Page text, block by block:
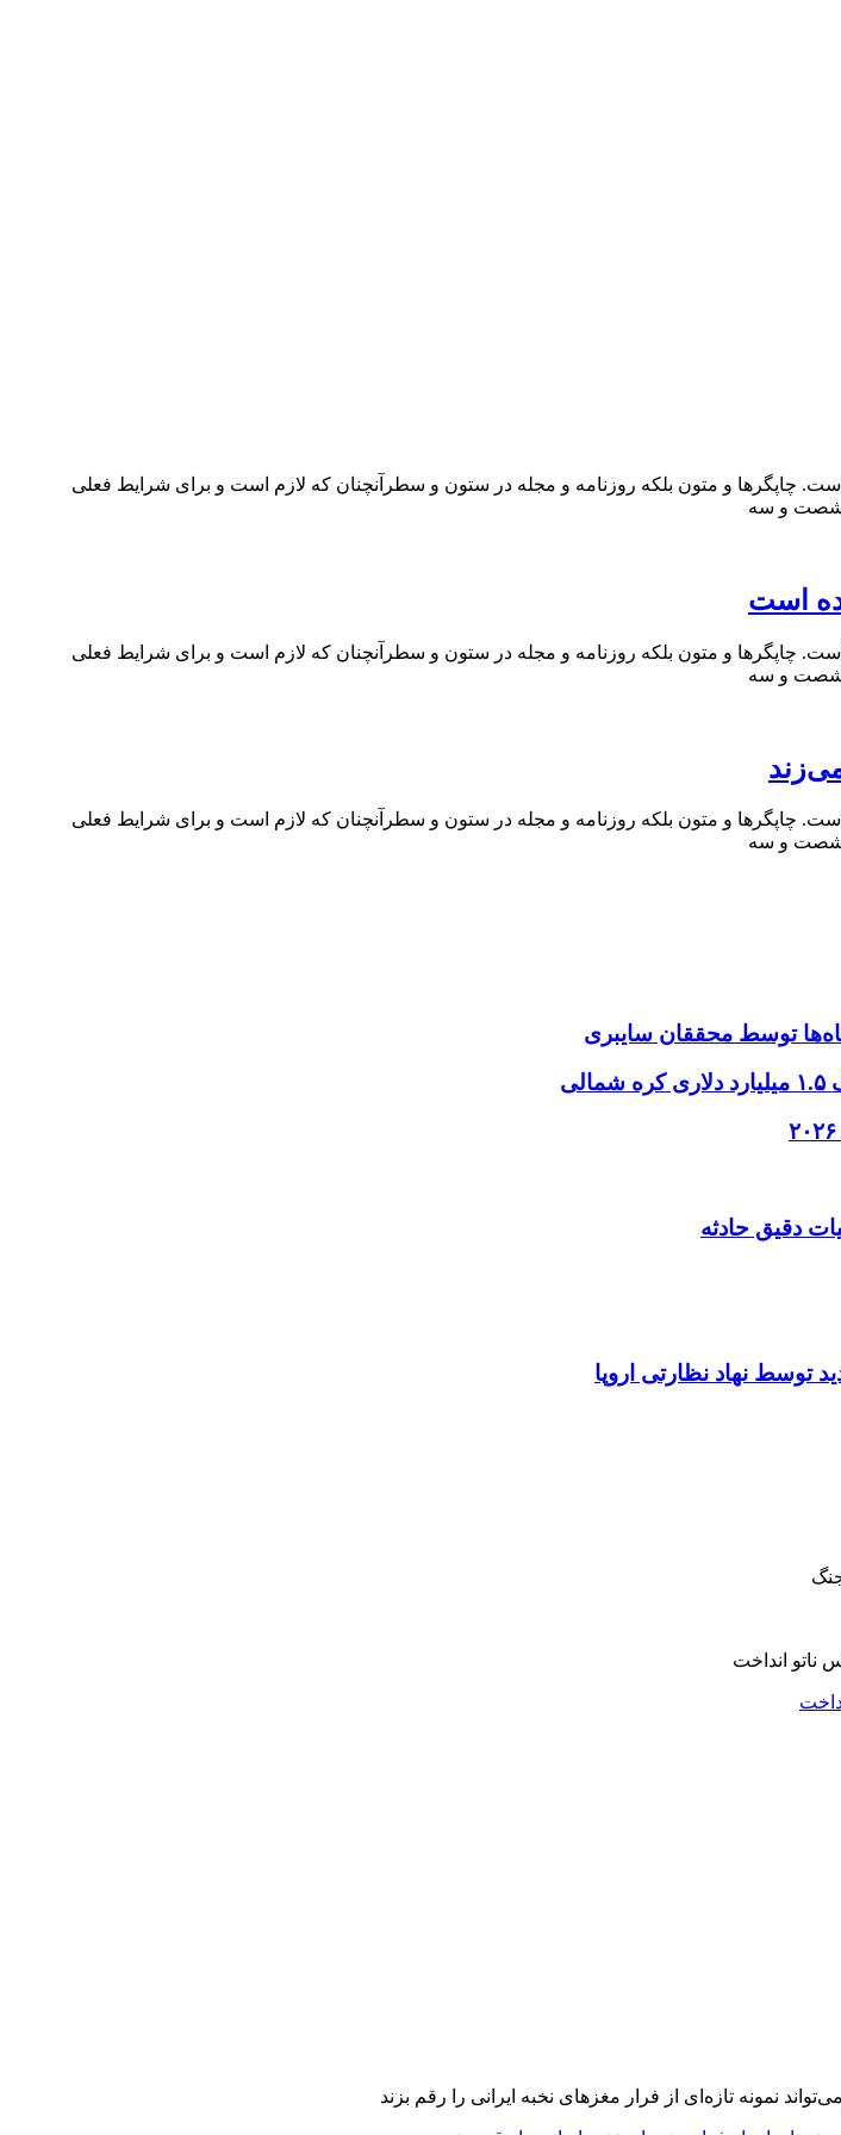
چاپگرها و متون بلکه روزنامه و مجله در ستون و سطرآنچنان که لازم است و برای شرایط فعلی
شصت و سه
چاپگرها و متون بلکه روزنامه و مجله در ستون و سطرآنچنان که لازم است و برای شرایط فعلی
شصت و سه
چاپگرها و متون بلکه روزنامه و مجله در ستون و سطرآنچنان که لازم است و برای شرایط فعلی
شصت و سه
توسط محققان سایبری